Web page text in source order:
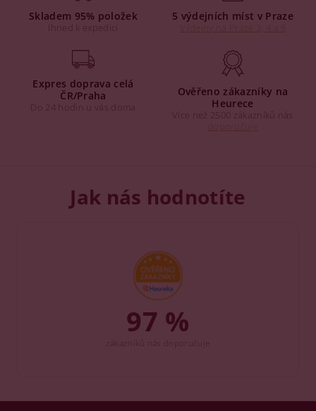
Skladem 95% položek
Ihned k expedici
5 výdejních míst v Praze
Expres doprava celá
ČR/Praha
Do 24 hodin u vás doma
Ověřeno zákazníky na
Heurece
Více než 2500 zákazníků nás
Jak nás hodnotíte
97 %